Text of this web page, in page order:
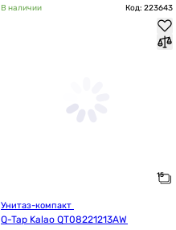
В наличии Код: 223643
Q-Tap Kalao QT08221213AW